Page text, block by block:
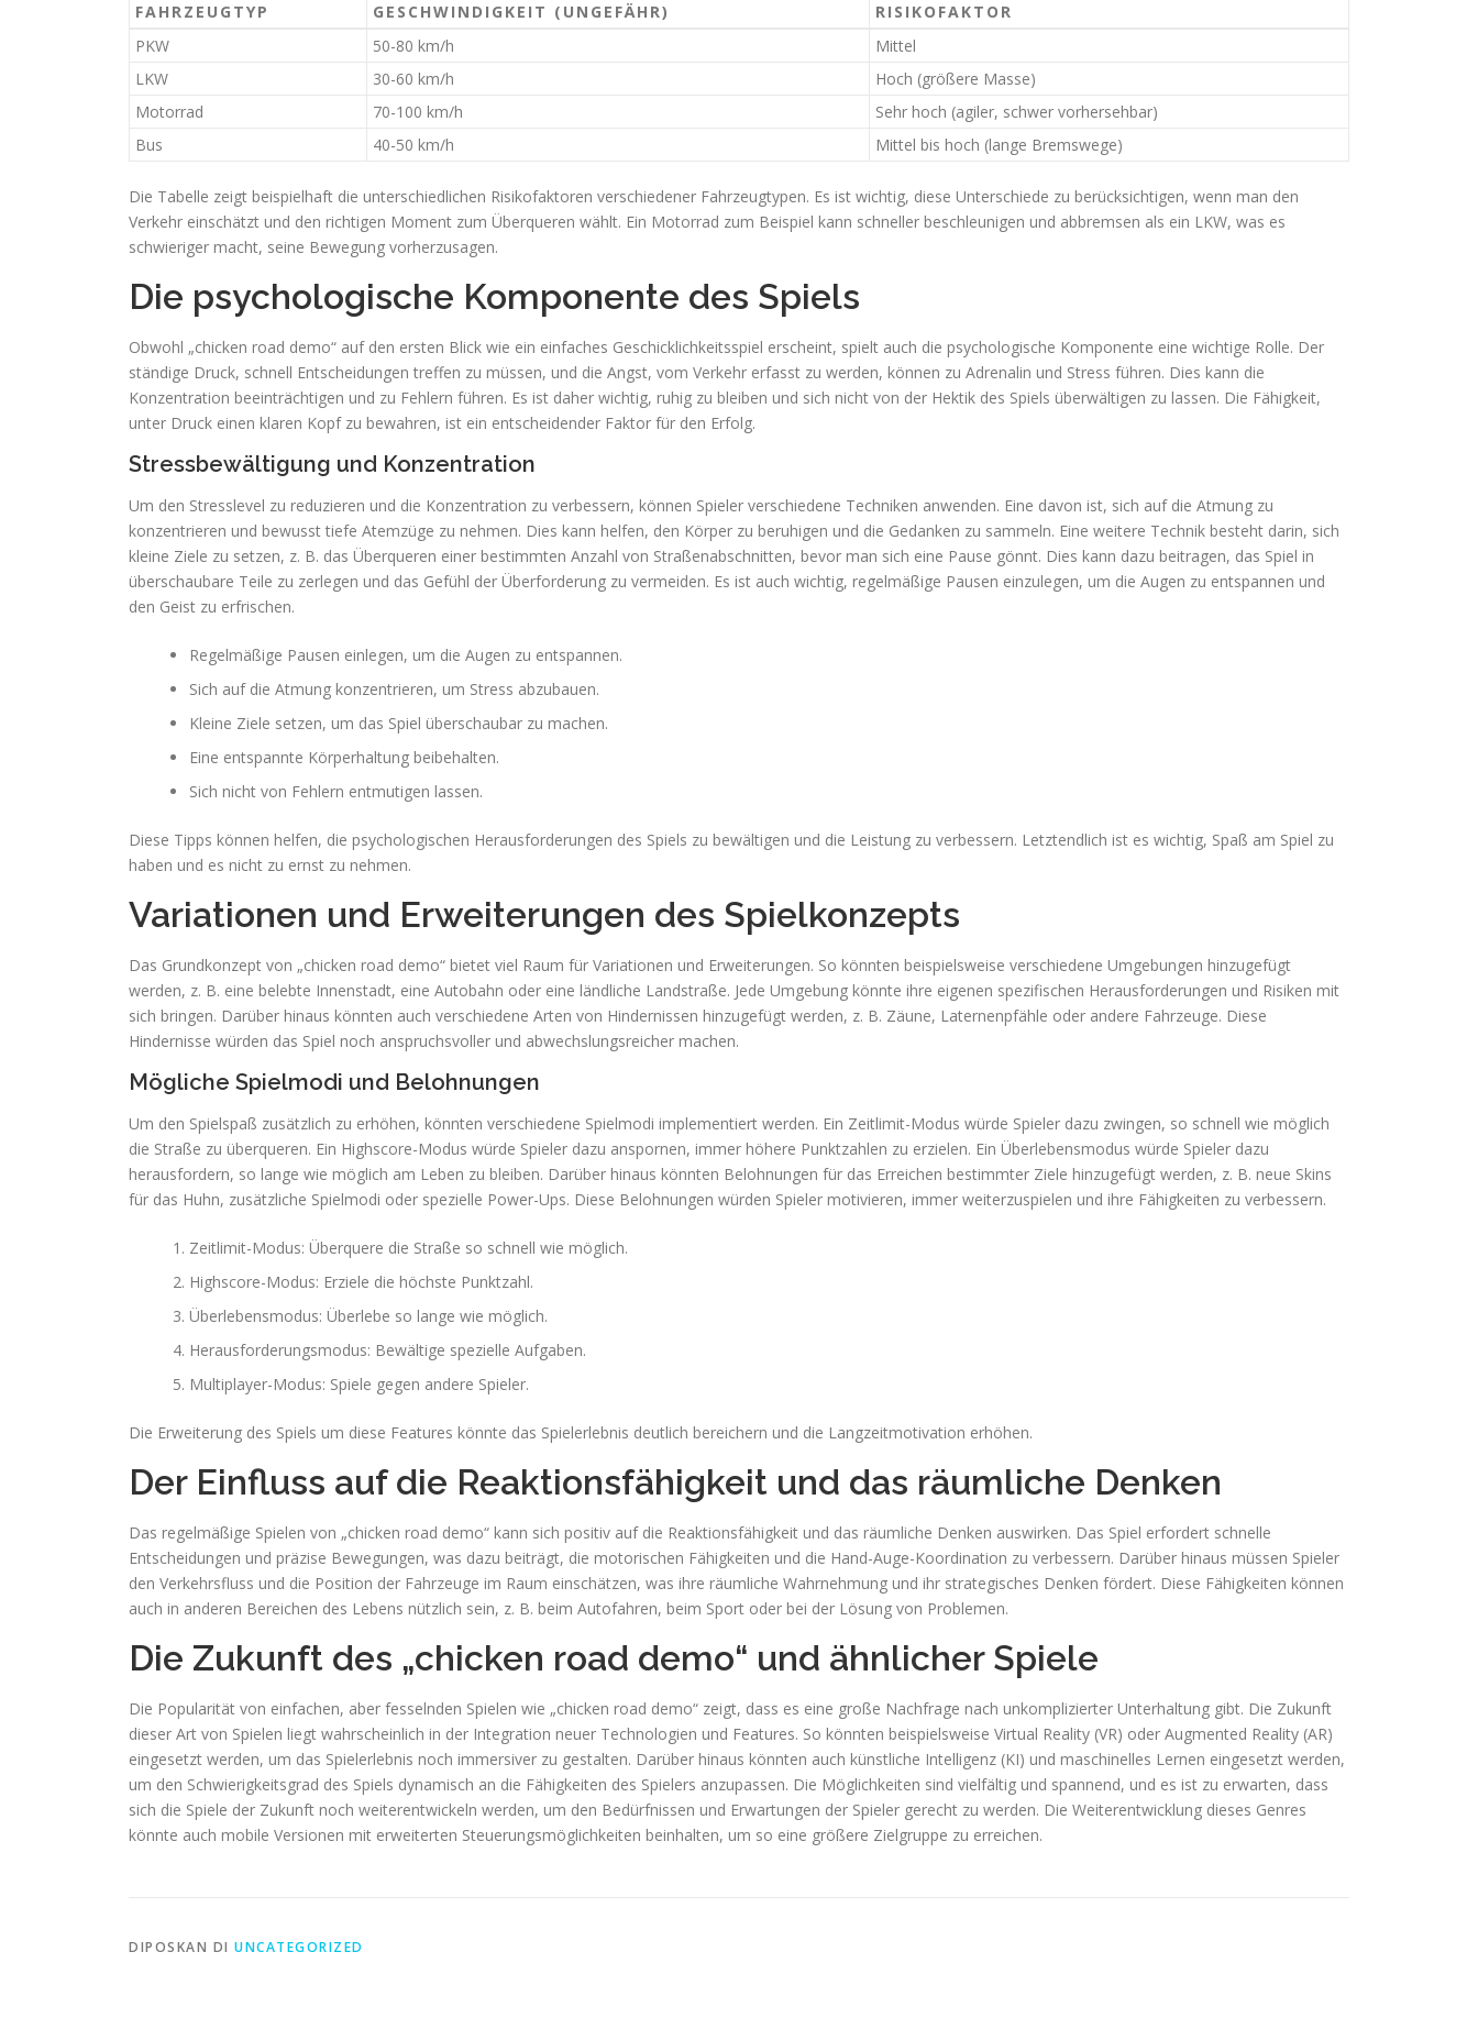
FAHRZEUGTYP GESCHWINDIGKEIT (UNGEFÄHR)
RISIKOFAKTOR
PKW
50-80 km/h
Mittel
LKW
30-60 km/h
Hoch (größere Masse)
Motorrad
70-100 km/h
Sehr hoch (agiler, schwer vorhersehbar)
Bus
40-50 km/h Mittel bis hoch (lange Bremswege)
Die Tabelle zeigt beispielhaft die unterschiedlichen Risikofaktoren verschiedener Fahrzeugtypen. Es ist wichtig, diese Unterschiede zu berücksichtigen, wenn man den
Verkehr einschätzt und den richtigen Moment zum Überqueren wählt. Ein Motorrad zum Beispiel kann schneller beschleunigen und abbremsen als ein LKW, was es
schwieriger macht, seine Bewegung vorherzusagen.
Die psychologische Komponente des Spiels
Obwohl „chicken road demo“ auf den ersten Blick wie ein einfaches Geschicklichkeitsspiel erscheint, spielt auch die psychologische Komponente eine wichtige Rolle. Der
ständige Druck, schnell Entscheidungen treffen zu müssen, und die Angst, vom Verkehr erfasst zu werden, können zu Adrenalin und Stress führen. Dies kann die
Konzentration beeinträchtigen und zu Fehlern führen. Es ist daher wichtig, ruhig zu bleiben und sich nicht von der Hektik des Spiels überwältigen zu lassen. Die Fähigkeit,
unter Druck einen klaren Kopf zu bewahren, ist ein entscheidender Faktor für den Erfolg.
Stressbewältigung und Konzentration
Um den Stresslevel zu reduzieren und die Konzentration zu verbessern, können Spieler verschiedene Techniken anwenden. Eine davon ist, sich auf die Atmung zu
konzentrieren und bewusst tiefe Atemzüge zu nehmen. Dies kann helfen, den Körper zu beruhigen und die Gedanken zu sammeln. Eine weitere Technik besteht darin, sich
kleine Ziele zu setzen, z. B. das Überqueren einer bestimmten Anzahl von Straßenabschnitten, bevor man sich eine Pause gönnt. Dies kann dazu beitragen, das Spiel in
überschaubare Teile zu zerlegen und das Gefühl der Überforderung zu vermeiden. Es ist auch wichtig, regelmäßige Pausen einzulegen, um die Augen zu entspannen und
den Geist zu erfrischen.
Regelmäßige Pausen einlegen, um die Augen zu entspannen.
Sich auf die Atmung konzentrieren, um Stress abzubauen.
Kleine Ziele setzen, um das Spiel überschaubar zu machen.
Eine entspannte Körperhaltung beibehalten.
Sich nicht von Fehlern entmutigen lassen.
Diese Tipps können helfen, die psychologischen Herausforderungen des Spiels zu bewältigen und die Leistung zu verbessern. Letztendlich ist es wichtig, Spaß am Spiel zu
haben und es nicht zu ernst zu nehmen.
Variationen und Erweiterungen des Spielkonzepts
Das Grundkonzept von „chicken road demo“ bietet viel Raum für Variationen und Erweiterungen. So könnten beispielsweise verschiedene Umgebungen hinzugefügt
werden, z. B. eine belebte Innenstadt, eine Autobahn oder eine ländliche Landstraße. Jede Umgebung könnte ihre eigenen spezifischen Herausforderungen und Risiken mit
sich bringen. Darüber hinaus könnten auch verschiedene Arten von Hindernissen hinzugefügt werden, z. B. Zäune, Laternenpfähle oder andere Fahrzeuge. Diese
Hindernisse würden das Spiel noch anspruchsvoller und abwechslungsreicher machen.
Mögliche Spielmodi und Belohnungen
Um den Spielspaß zusätzlich zu erhöhen, könnten verschiedene Spielmodi implementiert werden. Ein Zeitlimit-Modus würde Spieler dazu zwingen, so schnell wie möglich
die Straße zu überqueren. Ein Highscore-Modus würde Spieler dazu anspornen, immer höhere Punktzahlen zu erzielen. Ein Überlebensmodus würde Spieler dazu
herausfordern, so lange wie möglich am Leben zu bleiben. Darüber hinaus könnten Belohnungen für das Erreichen bestimmter Ziele hinzugefügt werden, z. B. neue Skins
für das Huhn, zusätzliche Spielmodi oder spezielle Power-Ups. Diese Belohnungen würden Spieler motivieren, immer weiterzuspielen und ihre Fähigkeiten zu verbessern.
Zeitlimit-Modus: Überquere die Straße so schnell wie möglich.
Highscore-Modus: Erziele die höchste Punktzahl.
Überlebensmodus: Überlebe so lange wie möglich.
Herausforderungsmodus: Bewältige spezielle Aufgaben.
Multiplayer-Modus: Spiele gegen andere Spieler.
Die Erweiterung des Spiels um diese Features könnte das Spielerlebnis deutlich bereichern und die Langzeitmotivation erhöhen.
Der Einfluss auf die Reaktionsfähigkeit und das räumliche Denken
Das regelmäßige Spielen von „chicken road demo“ kann sich positiv auf die Reaktionsfähigkeit und das räumliche Denken auswirken. Das Spiel erfordert schnelle
Entscheidungen und präzise Bewegungen, was dazu beiträgt, die motorischen Fähigkeiten und die Hand-Auge-Koordination zu verbessern. Darüber hinaus müssen Spieler
den Verkehrsfluss und die Position der Fahrzeuge im Raum einschätzen, was ihre räumliche Wahrnehmung und ihr strategisches Denken fördert. Diese Fähigkeiten können
auch in anderen Bereichen des Lebens nützlich sein, z. B. beim Autofahren, beim Sport oder bei der Lösung von Problemen.
Die Zukunft des „chicken road demo“ und ähnlicher Spiele
Die Popularität von einfachen, aber fesselnden Spielen wie „chicken road demo“ zeigt, dass es eine große Nachfrage nach unkomplizierter Unterhaltung gibt. Die Zukunft
dieser Art von Spielen liegt wahrscheinlich in der Integration neuer Technologien und Features. So könnten beispielsweise Virtual Reality (VR) oder Augmented Reality (AR)
eingesetzt werden, um das Spielerlebnis noch immersiver zu gestalten. Darüber hinaus könnten auch künstliche Intelligenz (KI) und maschinelles Lernen eingesetzt werden,
um den Schwierigkeitsgrad des Spiels dynamisch an die Fähigkeiten des Spielers anzupassen. Die Möglichkeiten sind vielfältig und spannend, und es ist zu erwarten, dass
sich die Spiele der Zukunft noch weiterentwickeln werden, um den Bedürfnissen und Erwartungen der Spieler gerecht zu werden. Die Weiterentwicklung dieses Genres
könnte auch mobile Versionen mit erweiterten Steuerungsmöglichkeiten beinhalten, um so eine größere Zielgruppe zu erreichen.
DIPOSKAN DI UNCATEGORIZED